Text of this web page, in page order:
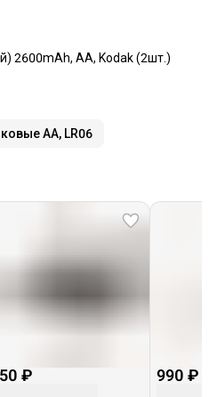
2600mAh, AA, Kodak (2шт.)
AA, LR06
₽ 990 ₽